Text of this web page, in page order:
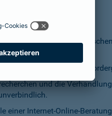
auf den gesamten
besten Preis steht im
und die
einer Internet-Online-